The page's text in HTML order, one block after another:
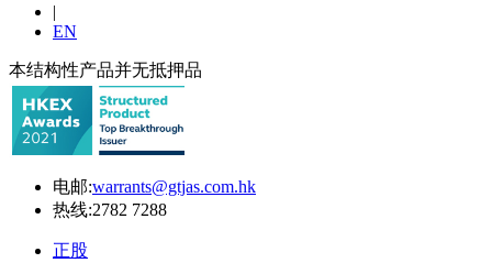
|
EN
本结构性产品并无抵押品
电邮:warrants@gtjas.com.hk
热线:2782 7288
正股